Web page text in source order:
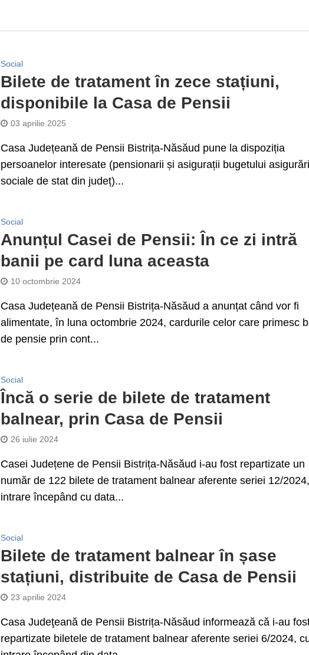
Social
Bilete de tratament în zece stațiuni,
disponibile la Casa de Pensii
03 aprilie 2025
Casa Județeană de Pensii Bistrița-Năsăud pune la dispoziția
persoanelor interesate (pensionarii și asigurații bugetului
sociale de stat din județ)...
Social
Anunțul Casei de Pensii: În ce zi intră
banii pe card luna aceasta
10 octombrie 2024
Casa Județeană de Pensii Bistrița-Năsăud a anunțat când vor fi
alimentate, în luna octombrie 2024, cardurile celor care primesc
de pensie prin cont...
Social
Încă o serie de bilete de tratament
balnear, prin Casa de Pensii
26 iulie 2024
Casei Județene de Pensii Bistrița-Năsăud i-au fost repartizate un
număr de 122 bilete de tratament balnear aferente seriei 12/
intrare începând cu data...
Social
Bilete de tratament balnear în șase
stațiuni, distribuite de Casa de Pensii
23 aprilie 2024
Casa Judeţeană de Pensii Bistrița-Năsăud informează că i-au
repartizate biletele de tratament balnear aferente seriei 6/2024,